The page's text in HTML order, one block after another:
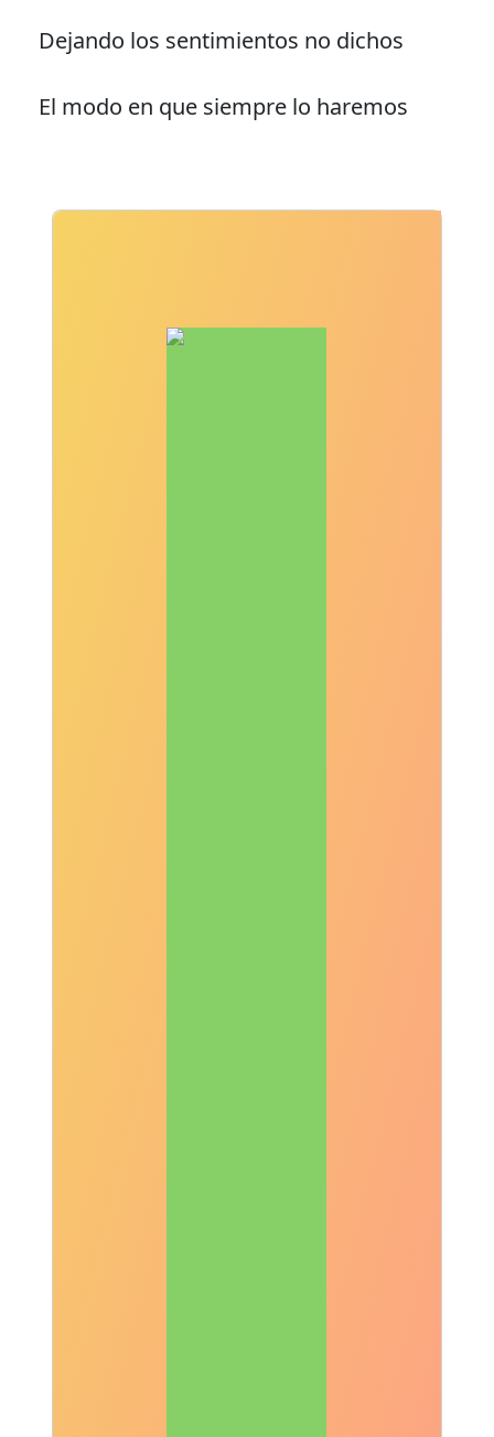
Dejando los sentimientos no dichos
El modo en que siempre lo haremos